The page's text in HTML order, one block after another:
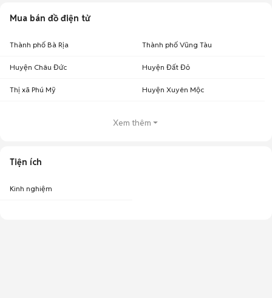
Mua bán đồ điện tử
Thành phố Bà Rịa Thành phố Vũng Tàu
Huyện Châu Đức Huyện Đất Đỏ
Thị xã Phú Mỹ Huyện Xuyên Mộc
Xem thêm
Tiện ích
Kinh nghiệm